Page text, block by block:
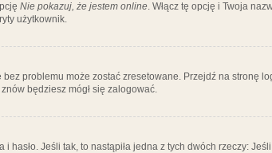
Nie pokazuj, że jestem online. Włącz tę opcję i Twoja
użytkownik.
problemu może zostać zresetowane. Przejdź na stronę
będziesz mógł się zalogować.
Jeśli tak, to nastąpiła jedna z tych dwóch rzeczy: Jeśli